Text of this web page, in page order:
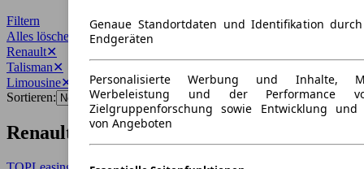
Genaue Standortdaten und Identifikation
Endgeräten
Personalisierte Werbung und Inhalte,
Werbeleistung und der Performance
Zielgruppenforschung sowie Entwicklung und
von Angeboten
Filtern
Alles löschen
Renault✕
Talisman✕
Limousine✕
Sortieren:
Renault Talisman Limousine Angebote